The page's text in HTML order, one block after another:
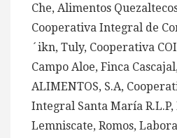
Che, Alimentos
Cooperativa Integral de
´ikn, Tuly, Cooperativa
Campo Aloe, Finca
ALIMENTOS, S.A,
Integral Santa María
Lemniscate, Romos,